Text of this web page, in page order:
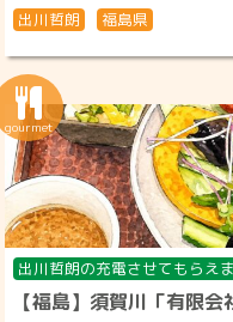
出川哲朗 福島県
出川哲朗の充電させてもらえ
【福島】須賀川「有限会